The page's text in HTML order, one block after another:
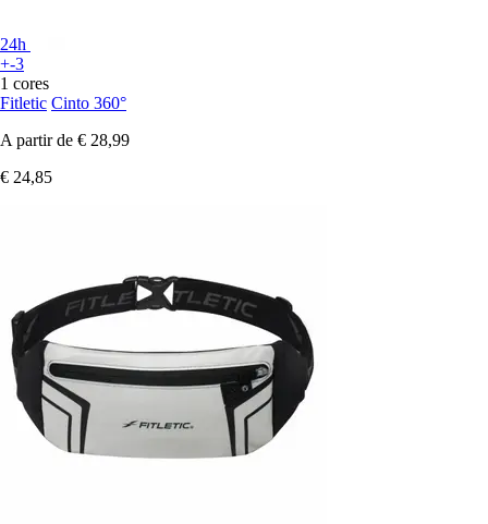
24h
+-3
1 cores
Fitletic Cinto 360°
A partir de € 28,99
€ 24,85